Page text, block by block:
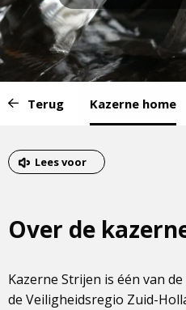
van
menu:
Terug Kazerne home
van
het
Lees voor
Over de
Kazerne Strijen is één van
de Veiligheidsregio Zuid-